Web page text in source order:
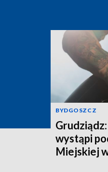
BYDGOSZCZ
wystąpi
Miejskiej